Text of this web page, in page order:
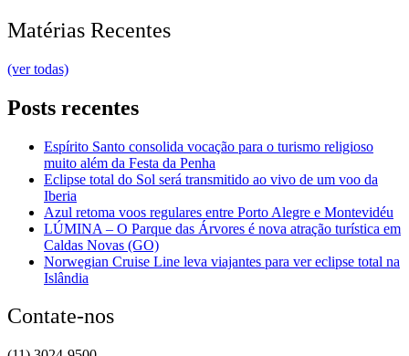
Matérias Recentes
(ver todas)
Posts recentes
Espírito Santo consolida vocação para o turismo religioso
muito além da Festa da Penha
Eclipse total do Sol será transmitido ao vivo de um voo da
Iberia
Azul retoma voos regulares entre Porto Alegre e Montevidéu
LÚMINA – O Parque das Árvores é nova atração turística em
Caldas Novas (GO)
Norwegian Cruise Line leva viajantes para ver eclipse total na
Islândia
Contate-nos